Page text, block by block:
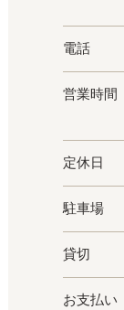
電話
営業時間
定休日
駐車場
貸切
お支払い